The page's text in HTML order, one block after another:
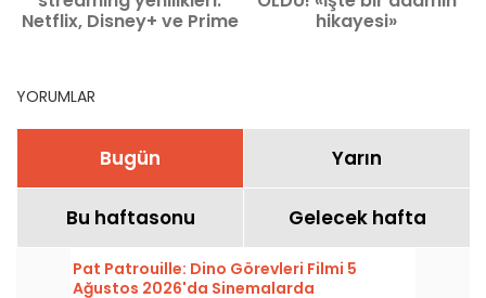
Netflix, Disney+ ve Prime
hikayesi»
YORUMLAR
Bugün Yarın
Bu haftasonu Gelecek hafta
Pat Patrouille: Dino Görevleri Filmi 5
Ağustos 2026'da Sinemalarda